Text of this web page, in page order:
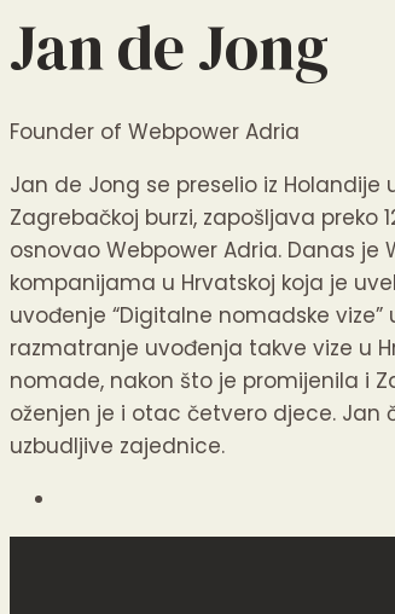
Jan de Jong
Founder of Webpower Adria
Jan de Jong se preselio iz Holandije
Zagrebačkoj burzi, zapošljava preko
osnovao Webpower Adria. Danas
kompanijama u Hrvatskoj koja je
uvođenje “Digitalne nomadske
razmatranje uvođenja takve vize u
nomade, nakon što je promijenila i
oženjen je i otac četvero djece. Jan
uzbudljive zajednice.